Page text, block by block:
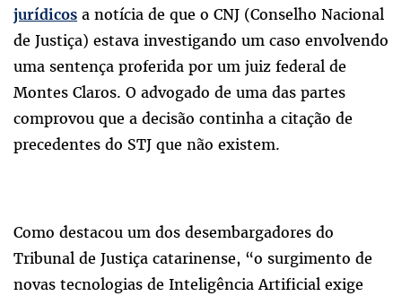
jurídicos a notícia de que o CNJ (Conselho Nacional
de Justiça) estava investigando um caso envolvendo
uma sentença proferida por um juiz federal de
Montes Claros. O advogado de uma das partes
comprovou que a decisão continha a citação de
precedentes do STJ que não existem.
Como destacou um dos desembargadores do
Tribunal de Justiça catarinense, “o surgimento de
novas tecnologias de Inteligência Artificial exige